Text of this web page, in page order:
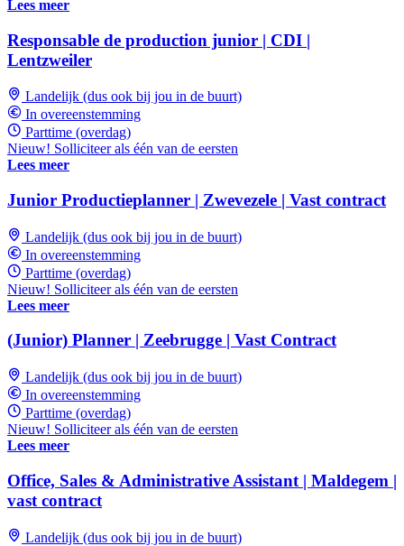
Lees meer
Responsable de production junior | CDI |
Lentzweiler
Landelijk (dus ook bij jou in de buurt)
In overeenstemming
Parttime (overdag)
Nieuw! Solliciteer als één van de eersten
Lees meer
Junior Productieplanner | Zwevezele | Vast contract
Landelijk (dus ook bij jou in de buurt)
In overeenstemming
Parttime (overdag)
Nieuw! Solliciteer als één van de eersten
Lees meer
(Junior) Planner | Zeebrugge | Vast Contract
Landelijk (dus ook bij jou in de buurt)
In overeenstemming
Parttime (overdag)
Nieuw! Solliciteer als één van de eersten
Lees meer
Office, Sales & Administrative Assistant | Maldegem |
vast contract
Landelijk (dus ook bij jou in de buurt)